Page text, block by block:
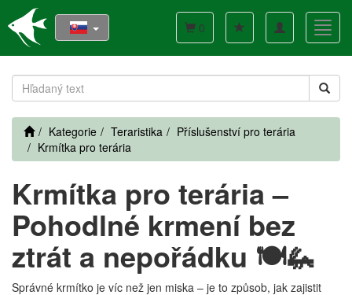
Toggle
navigation
0
Kategorie Teraristika
Příslušenství pro terária
Krmítka pro terária
Krmítka pro terária –
Pohodlné krmení bez
ztrát a nepořádku 🍽️🦗
Správné krmítko je víc než jen miska – je to způsob, jak zajistit